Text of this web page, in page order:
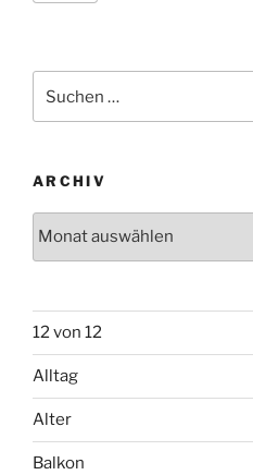
nach:
ARCHIV
12 von 12
Alltag
Alter
Balkon